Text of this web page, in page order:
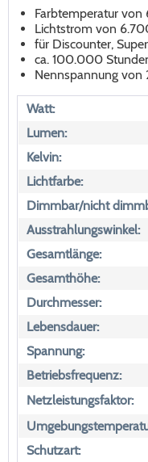
Farbtemperatur von
Lichtstrom von
für Discounter,
ca. 100.000
Nennspannung von
Watt:
Lumen:
Kelvin:
Lichtfarbe:
Dimmbar/nicht
Ausstrahlungswinkel:
Gesamtlänge:
Gesamthöhe:
Durchmesser:
Lebensdauer:
Spannung:
Betriebsfrequenz:
Netzleistungsfaktor:
Schutzart: